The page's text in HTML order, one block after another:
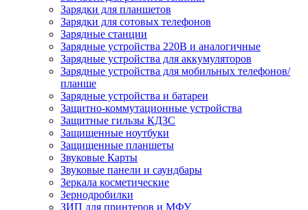
Зарядки для планшетов
Зарядки для сотовых телефонов
Зарядные станции
Зарядные устройства 220В и аналогичные
Зарядные устройства для аккумуляторов
Зарядные устройства для мобильных телефонов/
планше
Зарядные устройства и батареи
Защитно-коммутационные устройства
Защитные гильзы КДЗС
Защищенные ноутбуки
Защищенные планшеты
Звуковые Карты
Звуковые панели и саундбары
Зеркала косметические
Зернодробилки
ЗИП для принтеров и МФУ